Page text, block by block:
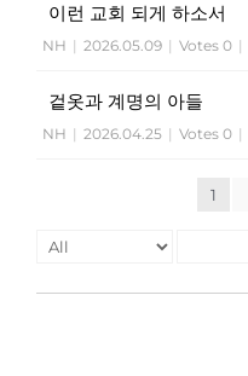
이런 교회 되게 하소서
NH | 2026.05.09 | Votes 0 |
겉옷과 계명의 아들
NH | 2026.04.25 | Votes 0 |
1